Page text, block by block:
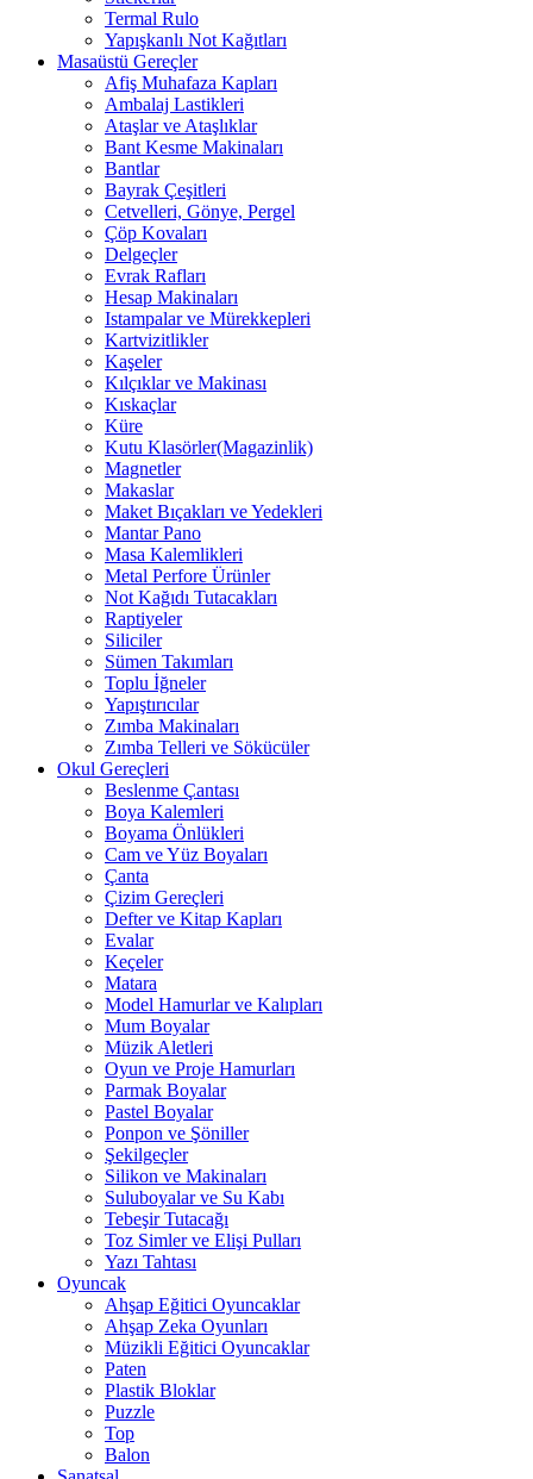
Termal Rulo
Yapışkanlı Not Kağıtları
Masaüstü Gereçler
Afiş Muhafaza Kapları
Ambalaj Lastikleri
Ataşlar ve Ataşlıklar
Bant Kesme Makinaları
Bantlar
Bayrak Çeşitleri
Cetvelleri, Gönye, Pergel
Çöp Kovaları
Delgeçler
Evrak Rafları
Hesap Makinaları
Istampalar ve Mürekkepleri
Kartvizitlikler
Kaşeler
Kılçıklar ve Makinası
Kıskaçlar
Küre
Kutu Klasörler(Magazinlik)
Magnetler
Makaslar
Maket Bıçakları ve Yedekleri
Mantar Pano
Masa Kalemlikleri
Metal Perfore Ürünler
Not Kağıdı Tutacakları
Raptiyeler
Siliciler
Sümen Takımları
Toplu İğneler
Yapıştırıcılar
Zımba Makinaları
Zımba Telleri ve Sökücüler
Okul Gereçleri
Beslenme Çantası
Boya Kalemleri
Boyama Önlükleri
Cam ve Yüz Boyaları
Çanta
Çizim Gereçleri
Defter ve Kitap Kapları
Evalar
Keçeler
Matara
Model Hamurlar ve Kalıpları
Mum Boyalar
Müzik Aletleri
Oyun ve Proje Hamurları
Parmak Boyalar
Pastel Boyalar
Ponpon ve Şöniller
Şekilgeçler
Silikon ve Makinaları
Suluboyalar ve Su Kabı
Tebeşir Tutacağı
Toz Simler ve Elişi Pulları
Yazı Tahtası
Oyuncak
Ahşap Eğitici Oyuncaklar
Ahşap Zeka Oyunları
Müzikli Eğitici Oyuncaklar
Paten
Plastik Bloklar
Puzzle
Top
Balon